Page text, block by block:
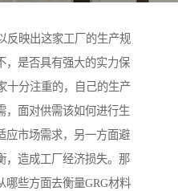
反映出这家工厂的生产规
，是否具有强大的实力保
十分注重的，自己的生产
，面对供需该如何进行生
应市场需求，另一方面避
，造成工厂经济损失。那
哪些方面去衡量GRG材料